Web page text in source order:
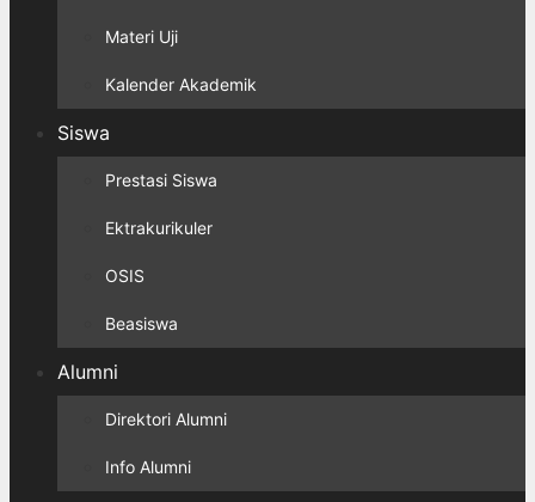
Materi Uji
Kalender Akademik
Siswa
Prestasi Siswa
Ektrakurikuler
OSIS
Beasiswa
Alumni
Direktori Alumni
Info Alumni